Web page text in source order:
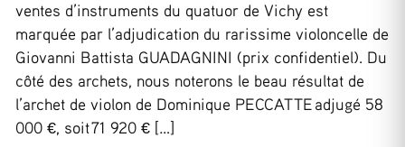
ventes d’instruments du quatuor de Vichy est
marquée par l’adjudication du rarissime violoncelle de
Giovanni Battista GUADAGNINI (prix confidentiel). Du
côté des archets, nous noterons le beau résultat de
l’archet de violon de Dominique PECCATTE adjugé 58
000 €, soit 71 920 € […]